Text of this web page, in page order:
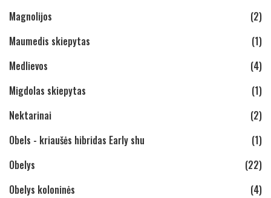
Magnolijos
(2)
Maumedis skiepytas
(1)
Medlievos
(4)
Migdolas skiepytas
(1)
Nektarinai
(2)
Obels - kriaušės hibridas Early shu
(1)
Obelys
(22)
Obelys koloninės
(4)